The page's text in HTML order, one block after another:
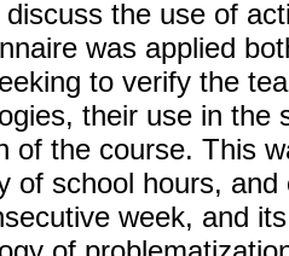
the use of
was applied
to verify the
their use in the
of the course. This
of school hours,
week, and